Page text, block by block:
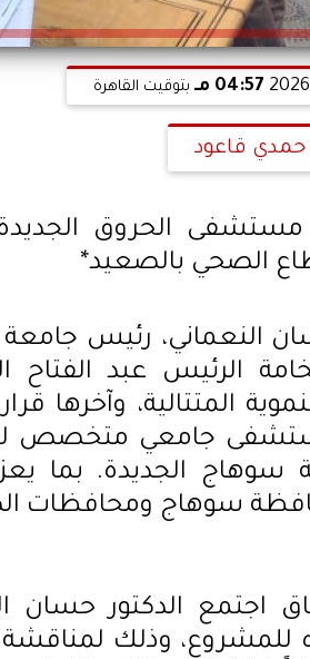
04:57 مـ بتوقيت القاهرة
قاعود
مستشفى الحروق
الصحي بالصعيد*
النعماني، رئيس
الرئيس عبد
جامعي متخصص
سوهاج الجديدة. بما
سوهاج ومحافظات
اجتمع الدكتور حسان
للمشروع، وذلك